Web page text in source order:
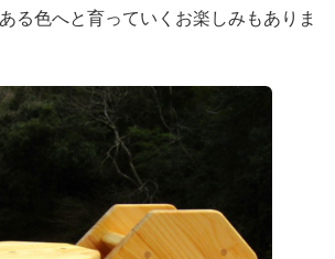
る色へと育っていくお楽しみもありま